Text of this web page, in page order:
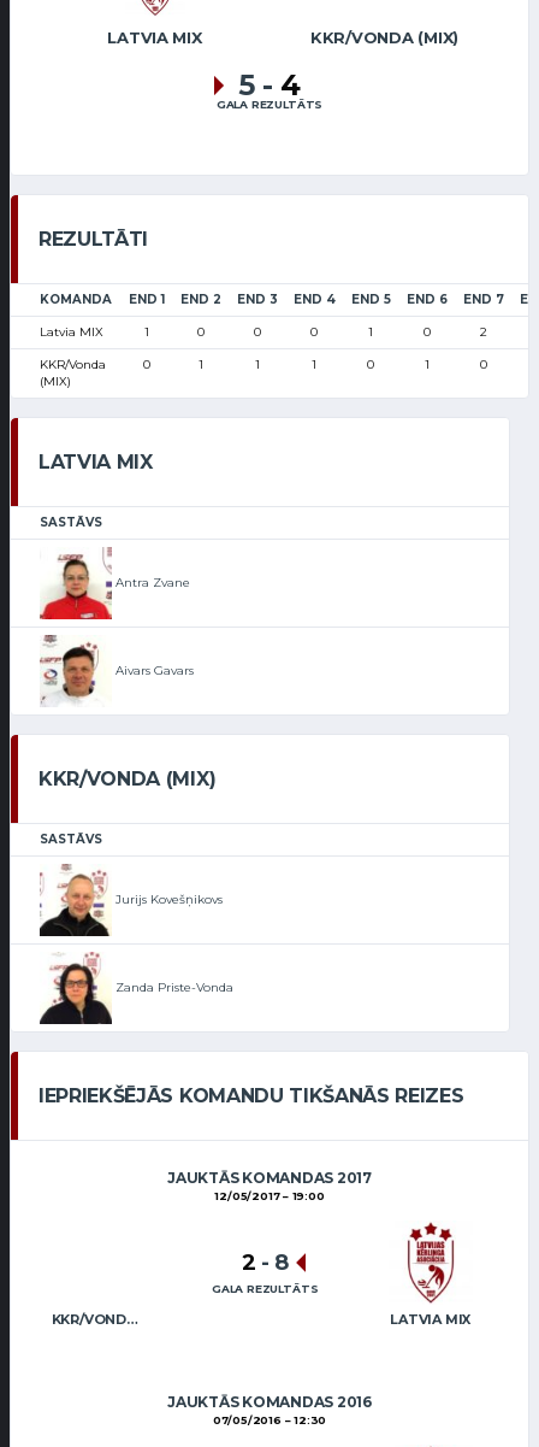
LATVIA MIX KKR/VONDA (MIX)
5 - 4
GALA REZULTĀTS
REZULTĀTI
KOMANDA END 1 END 2 END 3 END 4 END 5 END 6 END 7
Latvia MIX 1 0 0 0 1 0 2
KKR/Vonda
(MIX)
0 1 1 1 0 1 0
LATVIA MIX
SASTĀVS
Antra Zvane
Aivars Gavars
KKR/VONDA (MIX)
SASTĀVS
Jurijs Kovešņikovs
Zanda Priste-Vonda
IEPRIEKŠĒJĀS KOMANDU TIKŠANĀS REIZES
JAUKTĀS KOMANDAS 2017
12/05/2017 19:00
KKR/VONDA (MIX) LATVIA MIX
2 - 8
GALA REZULTĀTS
JAUKTĀS KOMANDAS 2016
07/05/2016 12:30